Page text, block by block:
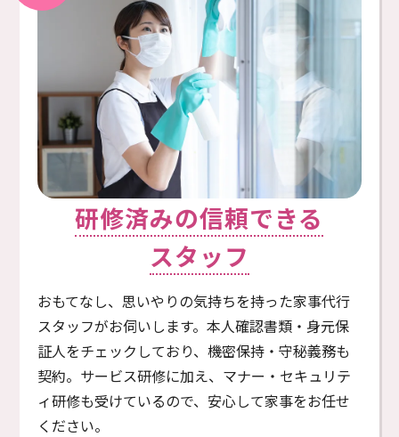
研修済みの信頼できる
スタッフ
おもてなし、思いやりの気持ちを持った家事代行
スタッフがお伺いします。本⼈確認書類・⾝元保
証⼈をチェックしており、機密保持・守秘義務も
契約。サービス研修に加え、マナー・セキュリテ
ィ研修も受けているので、安⼼して家事をお任せ
ください。